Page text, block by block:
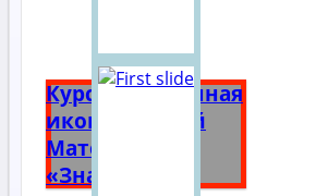
Курская Коренная
икона Божией
Матери
«Знамение»